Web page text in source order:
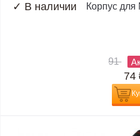
✓ В наличии
Корпус для
91
74